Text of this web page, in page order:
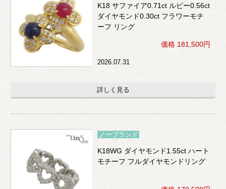
K18 サファイア0.71ct ルビー0.56ct
ダイヤモンド0.30ct フラワーモチ
ーフ リング
価格 181,500円
2026.07.31
詳しく見る
ノーブランド
K18WG ダイヤモンド1.55ct ハート
モチーフ フルダイヤモンドリング